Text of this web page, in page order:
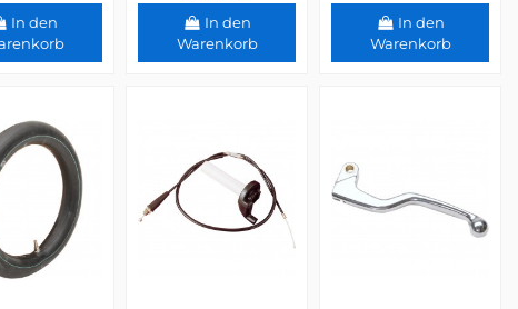
In den
In den
Warenkorb
In den
Warenkorb